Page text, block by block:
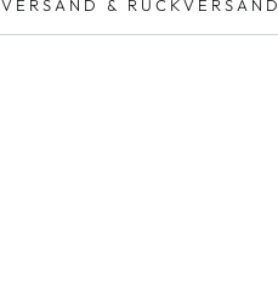
VERSAND & RÜCKVERSAND